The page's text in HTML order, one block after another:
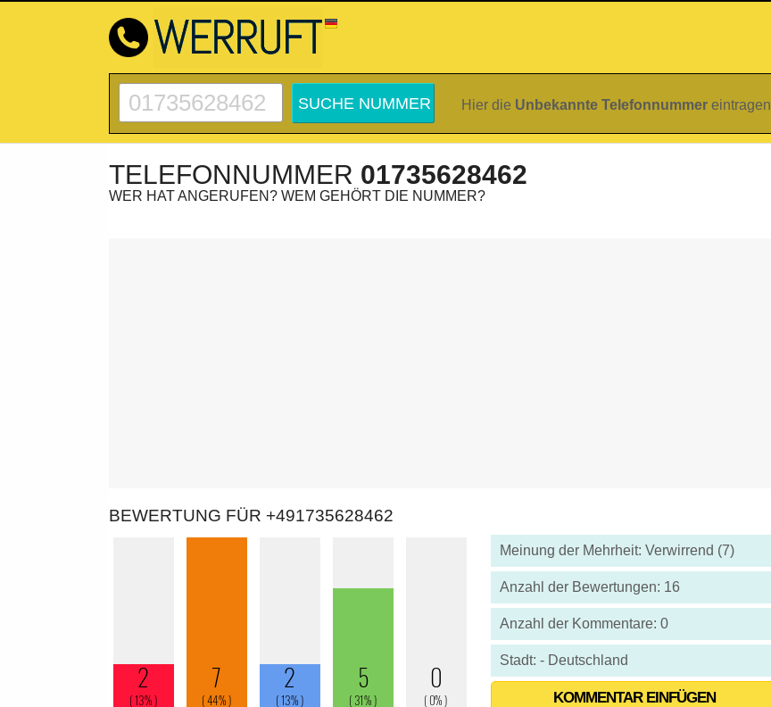
Hier die Unbekannte Telefonnummer eintragen
TELEFONNUMMER 01735628462
WER HAT ANGERUFEN? WEM GEHÖRT DIE NUMMER?
BEWERTUNG FÜR +491735628462
Meinung der Mehrheit: Verwirrend (7)
Anzahl der Bewertungen: 16
Anzahl der Kommentare: 0
Stadt: - Deutschland
KOMMENTAR EINFÜGEN